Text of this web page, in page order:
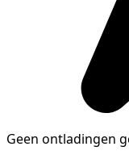
Geen ontladingen